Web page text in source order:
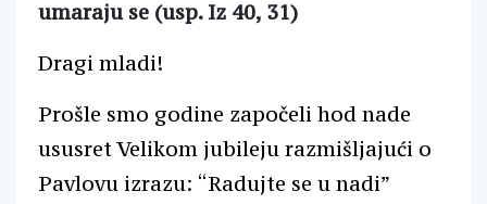
umaraju se (usp. Iz 40, 31)
Dragi mladi!
Prošle smo godine započeli hod nade
ususret Velikom jubileju razmišljajući o
Pavlovu izrazu: “Radujte se u nadi”